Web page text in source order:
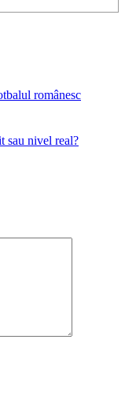
românesc
sau nivel real?